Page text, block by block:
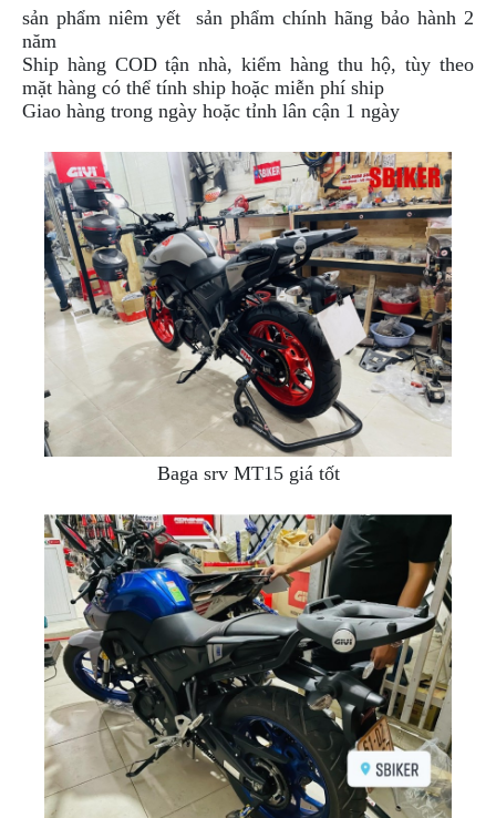
sản phẩm niêm yết
sản phẩm chính hãng bảo hành 2
năm
Ship hàng COD tận nhà, kiểm hàng thu hộ, tùy theo
mặt hàng có thể tính ship hoặc miễn phí ship
Giao hàng trong ngày hoặc tỉnh lân cận 1 ngày
Baga srv MT15 giá tốt